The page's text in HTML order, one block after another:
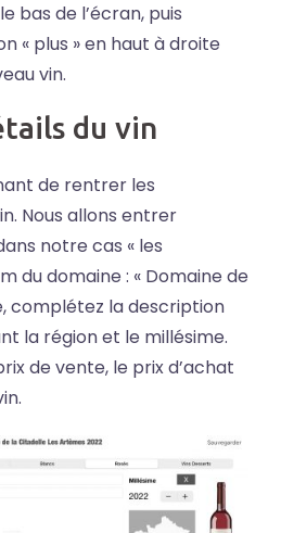
bas de l’écran, puis
« plus » en haut à droite
vin.
du vin
de rentrer les
Nous allons entrer
notre cas « les
du domaine : « Domaine de
complétez la description
la région et le millésime.
de vente, le prix d’achat